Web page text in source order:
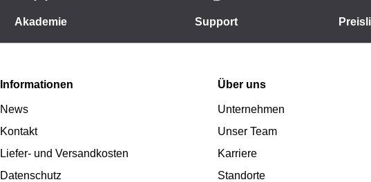
Akademie Support
Informationen
News
Kontakt
Liefer- und Versandkosten
Datenschutz
Über uns
Unternehmen
Unser Team
Karriere
Standorte